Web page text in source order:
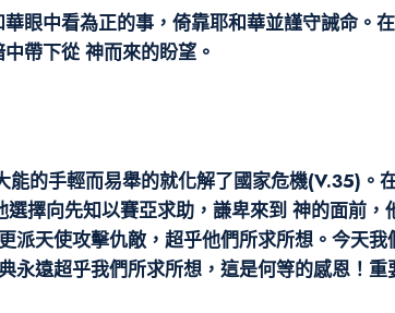
眼中看為正的事，倚靠耶和華並謹守誡命。
帶下從 神而來的盼望。
的手輕而易舉的就化解了國家危機(V.35)。
擇向先知以賽亞求助，謙卑來到 神的面前
派天使攻擊仇敵，超乎他們所求所想。今天
永遠超乎我們所求所想，這是何等的感恩！